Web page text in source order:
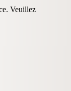
Veuillez